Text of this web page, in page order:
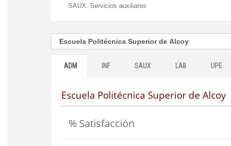
SAUX: Servicios auxiliares
ADM INF SAUX LAB UPE
Escuela Politécnica Superior de Alcoy
% Satisfacción